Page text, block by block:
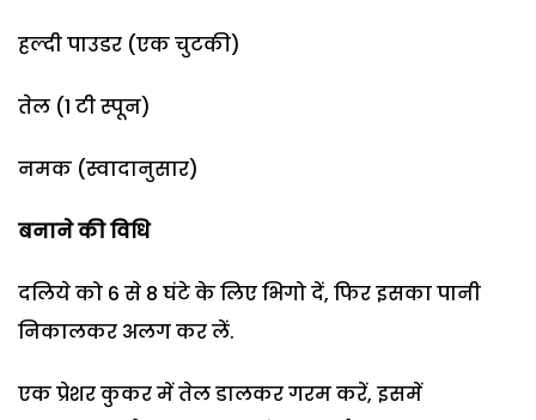
हल्दी पाउडर (एक चुटकी)
तेल (1 टी स्पून)
नमक (स्वादानुसार)
बनाने की वि​धि
दलिये को 6 से 8 घंटे के लिए भिगो दें, फिर इसका पानी
निकालकर अलग कर लें.
एक प्रेशर कुकर में तेल डालकर गरम करें, इसमें